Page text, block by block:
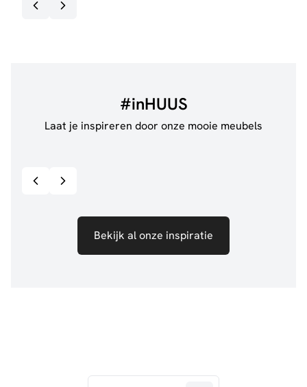
#inHUUS
Laat je inspireren door onze mooie meubels
Bekijk al onze inspiratie